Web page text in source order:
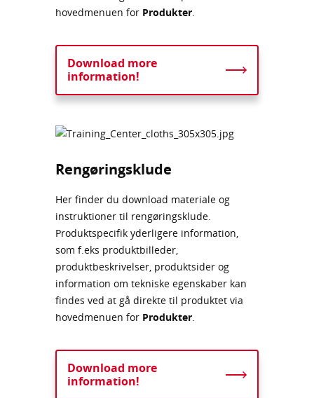
hovedmenuen for Produkter
Download more
information!
Rengøringsklude
Her finder du download materiale og
instruktioner til rengøringsklude.
Produktspecifik yderligere information,
som f.eks produktbilleder,
produktbeskrivelser, produktsider og
information om tekniske egenskaber kan
findes ved at gå direkte til produktet via
hovedmenuen for Produkter.
Download more
information!